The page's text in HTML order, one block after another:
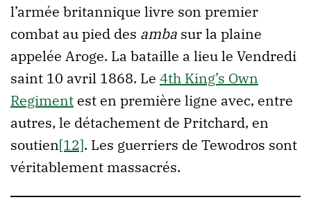
l’armée britannique livre son premier
combat au pied des amba sur la plaine
appelée Aroge. La bataille a lieu le Vendredi
saint 10 avril 1868. Le 4th King’s Own
Regiment est en première ligne avec, entre
autres, le détachement de Pritchard, en
soutien[12]. Les guerriers de Tewodros sont
véritablement massacrés.